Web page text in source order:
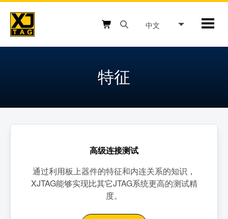
Skip
content
中文
特征
高级连接测试
通过利用板上器件的特征和内连关系的知识，
XJTAG能够实现比其它JTAG系统更高的测试精
度。